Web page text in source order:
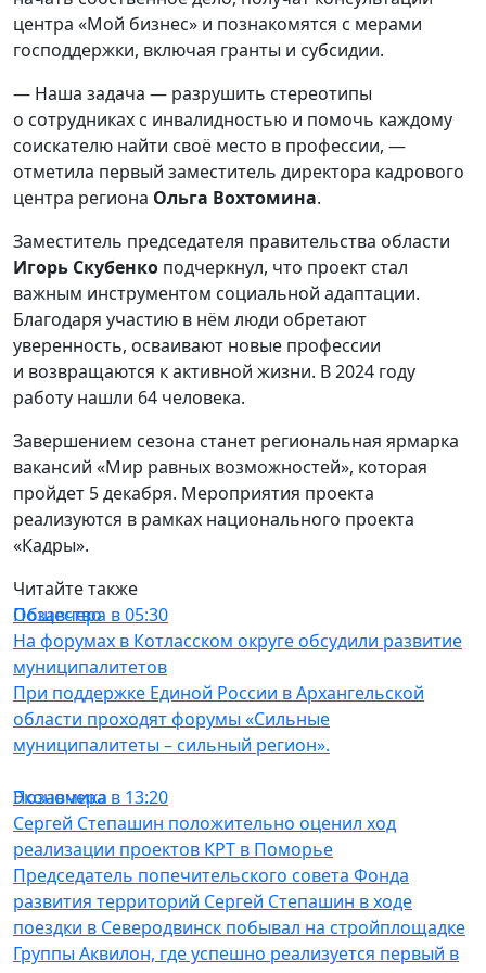
центра «Мой бизнес» и познакомятся с мерами
господдержки, включая гранты и субсидии.
— Наша задача — разрушить стереотипы
о сотрудниках с инвалидностью и помочь каждому
соискателю найти своё место в профессии, —
отметила первый заместитель директора кадрового
центра региона Ольга Вохтомина.
Заместитель председателя правительства области
Игорь Скубенко подчеркнул, что проект стал
важным инструментом социальной адаптации.
Благодаря участию в нём люди обретают
уверенность, осваивают новые профессии
и возвращаются к активной жизни. В 2024 году
работу нашли 64 человека.
Завершением сезона станет региональная ярмарка
вакансий «Мир равных возможностей», которая
пройдет 5 декабря. Мероприятия проекта
реализуются в рамках национального проекта
«Кадры».
Читайте также
Общество
Позавчера в 05:30
На форумах в Котласском округе обсудили развитие
муниципалитетов
При поддержке Единой России в Архангельской
области проходят форумы «Сильные
муниципалитеты – сильный регион».
Экономика
Позавчера в 13:20
Сергей Степашин положительно оценил ход
реализации проектов КРТ в Поморье
Председатель попечительского совета Фонда
развития территорий Сергей Степашин в ходе
поездки в Северодвинск побывал на стройплощадке
Группы Аквилон, где успешно реализуется первый в